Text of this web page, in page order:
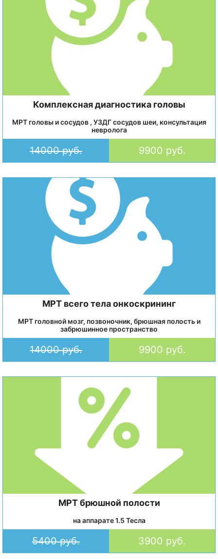
Комплексная диагностика головы
МРТ головы и сосудов , УЗДГ сосудов шеи, консультация
невролога
14000 руб. 9900 руб.
МРТ всего тела онкоскрининг
МРТ головной мозг, позвоночник, брюшная полость и
забрюшинное пространство
14000 руб. 9900 руб.
МРТ брюшной полости
на аппарате 1.5 Тесла
5400 руб. 3900 руб.